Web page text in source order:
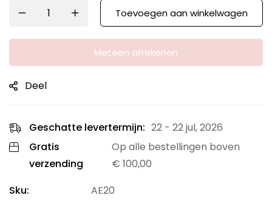
Toevoegen aan winkelwagen
Meteen afrekenen
Deel
Geschatte levertermijn: 22 - 22 jul, 2026
Gratis
verzending
Op alle bestellingen boven
€ 100,00
Sku:
AE20